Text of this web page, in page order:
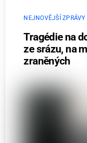
NEJNOVĚJŠÍ ZPRÁVY
Tragédie na
ze srázu, na
zraněných